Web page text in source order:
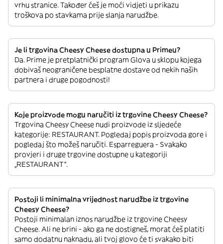
vrhu stranice. Također ćeš je moći vidjeti u prikazu
troškova po stavkama prije slanja narudžbe.
Je li trgovina Cheesy Cheese dostupna u Primeu?
Da. Prime je pretplatnički program Glova u sklopu kojega
dobivaš neograničene besplatne dostave od nekih naših
partnera i druge pogodnosti!
Koje proizvode mogu naručiti iz trgovine Cheesy Cheese?
Trgovina Cheesy Cheese nudi proizvode iz sljedeće
kategorije: RESTAURANT. Pogledaj popis proizvoda gore i
pogledaj što možeš naručiti. Esparreguera - Svakako
provjeri i druge trgovine dostupne u kategoriji
„RESTAURANT“.
Postoji li minimalna vrijednost narudžbe iz trgovine
Cheesy Cheese?
Postoji minimalan iznos narudžbe iz trgovine Cheesy
Cheese. Ali ne brini - ako ga ne dostigneš, morat ćeš platiti
samo dodatnu naknadu, ali tvoj glovo će ti svakako biti